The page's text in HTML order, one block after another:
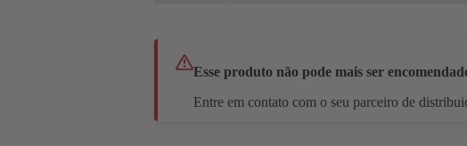
Esse produto não pode mais ser
Entre em contato com o seu parceiro de